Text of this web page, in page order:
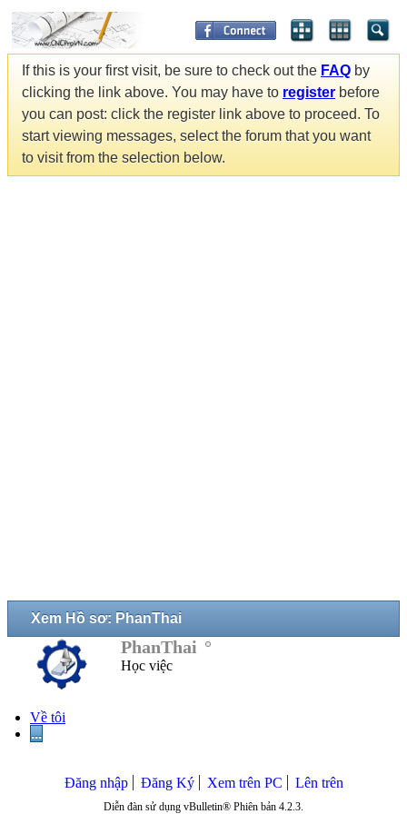
If this is your first visit, be sure to check out the FAQ by
clicking the link above. You may have to register before
you can post: click the register link above to proceed. To
start viewing messages, select the forum that you want
to visit from the selection below.
Xem Hồ sơ: PhanThai
PhanThai
Học việc
Về tôi
...
Đăng nhập Đăng Ký Xem trên PC Lên trên
Diễn đàn sử dụng vBulletin® Phiên bản 4.2.3.